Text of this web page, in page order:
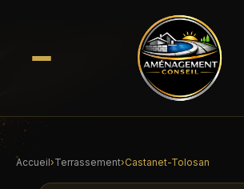
Accueil›Terrassement›Castanet-Tolosan